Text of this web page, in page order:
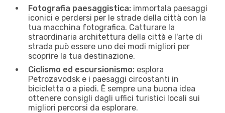
Fotografia paesaggistica: immortala paesaggi
iconici e perdersi per le strade della città con la
tua macchina fotografica. Catturare la
straordinaria architettura della città e l'arte di
strada può essere uno dei modi migliori per
scoprire la tua destinazione.
Ciclismo ed escursionismo: esplora
Petrozavodsk e i paesaggi circostanti in
bicicletta o a piedi. È sempre una buona idea
ottenere consigli dagli uffici turistici locali sui
migliori percorsi da esplorare.